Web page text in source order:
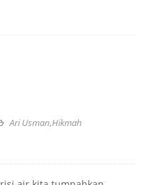
Ari Usman,Hikmah